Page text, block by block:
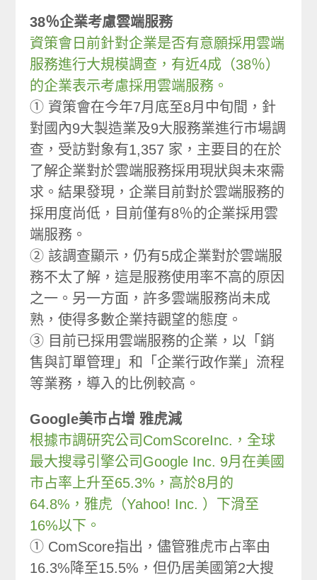
38％企業考慮雲端服務
資策會日前針對企業是否有意願採用雲端
服務進行大規模調查，有近4成（38％）
的企業表示考慮採用雲端服務。
① 資策會在今年7月底至8月中旬間，針
對國內9大製造業及9大服務業進行市場調
查，受訪對象有1,357 家，主要目的在於
了解企業對於雲端服務採用現狀與未來需
求。結果發現，企業目前對於雲端服務的
採用度尚低，目前僅有8％的企業採用雲
端服務。
② 該調查顯示，仍有5成企業對於雲端服
務不太了解，這是服務使用率不高的原因
之一。另一方面，許多雲端服務尚未成
熟，使得多數企業持觀望的態度。
③ 目前已採用雲端服務的企業，以「銷
售與訂單管理」和「企業行政作業」流程
等業務，導入的比例較高。
Google美市占增 雅虎減
根據市調研究公司ComScoreInc.，全球
最大搜尋引擎公司Google Inc. 9月在美國
市占率上升至65.3%，高於8月的
64.8%，雅虎（Yahoo! Inc. ）下滑至
16%以下。
① ComScore指出，儘管雅虎市占率由
16.3%降至15.5%，但仍居美國第2大搜